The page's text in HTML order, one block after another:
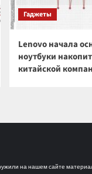
Гаджеты
Lenovo начала
ноутбуки
китайской
на нашем сайте